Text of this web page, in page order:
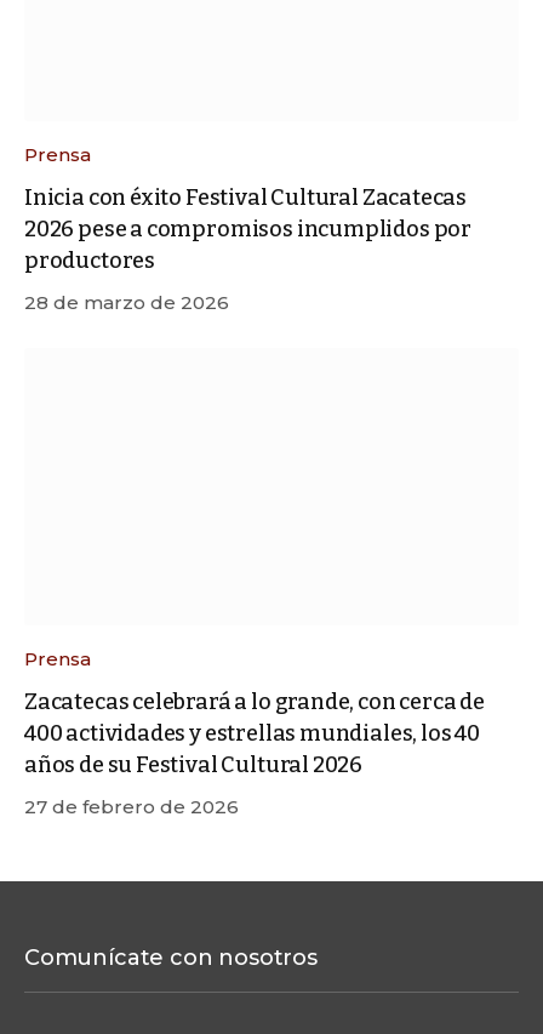
Prensa
Inicia con éxito Festival Cultural Zacatecas
2026 pese a compromisos incumplidos por
productores
28 de marzo de 2026
Prensa
Zacatecas celebrará a lo grande, con cerca de
400 actividades y estrellas mundiales, los 40
años de su Festival Cultural 2026
27 de febrero de 2026
Comunícate con nosotros